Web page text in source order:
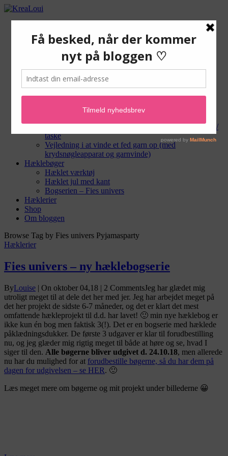
Hæklede tæpper og andet til hjemmet
Hæklede tasker og punge
Hæklede dyr og amigurumi
Hæklet til baby
Hæklet sangkuffert
Hæklevejledninger
Hæklegear
Hækle-forkortelser
Vejledning i montering af for og lynlås i hæklet pung /
taske
Vejledning i at vinde et fed garn op (med
krydsnøgleapparat og garnvinde)
Hæklebøger
Hæklet værktøj
Hæklet jul med kant
Bogserien – Fies univers
Hæklerier
Shop
Om bloggen
Browse Tag by Fies univers Pyjamasparty
Hæklerier
Fies univers – ny hæklebogserie
ByLouise | On oktober 04,18 | 2 CommentsJeg har glædet mig
utroligt meget til at dele det her med jer. Jeg har arbejdet meget på
det her projekt de sidste 6-7 måneder, og det er klart det mest
omfattende hækleprojekt til d.d. har lavet! 🙂 min nye hæklebog er
ikke kun én bog men faktisk 3(!). Det er en bogserie med hæklede
påklædningsdukker. De første 3 udgaver er klar til forudbestilling
nu, og jeg glæder mig rigtig meget til både at høre og se, hvad I
siger til den. Alle bøgerne bliver udgivet d. 24.10.18, men allerede
nu har du mulighed for at forudbestille bøgerne, så du har dem på
dagen for udgivelsen – se HER. 🙂
Læs meget mere om bøgerne og mit projekt under billederne 😀